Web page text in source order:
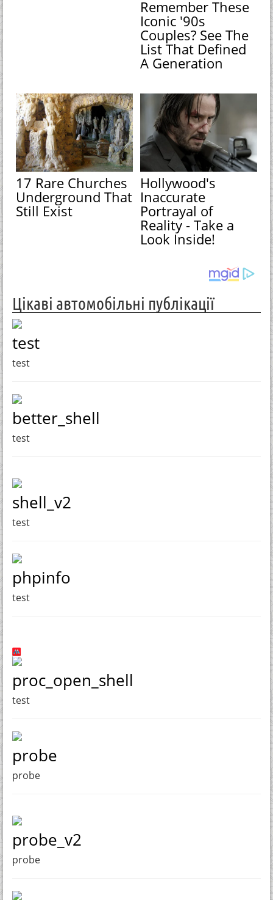
Remember These
Iconic '90s
Couples? See The
List That Defined
A Generation
17 Rare Churches
Underground That
Still Exist
Hollywood's
Inaccurate
Portrayal of
Reality - Take a
Look Inside!
Цікаві автомобільні публікації
test
test
better_shell
test
shell_v2
test
phpinfo
test
proc_open_shell
test
probe
probe
probe_v2
probe